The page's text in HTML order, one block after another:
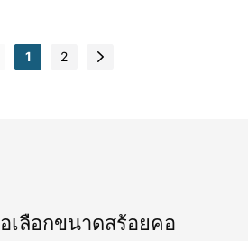
1 2
เลือกขนาดสร้อยคอ